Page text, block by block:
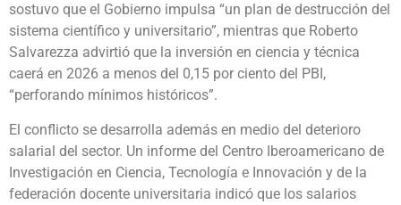
sostuvo que el Gobierno impulsa “un plan de destrucción del
sistema científico y universitario”, mientras que Roberto
Salvarezza advirtió que la inversión en ciencia y técnica
caerá en 2026 a menos del 0,15 por ciento del PBI,
“perforando mínimos históricos”.
El conflicto se desarrolla además en medio del deterioro
salarial del sector. Un informe del Centro Iberoamericano de
Investigación en Ciencia, Tecnología e Innovación y de la
federación docente universitaria indicó que los salarios